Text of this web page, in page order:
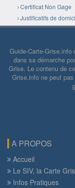
Certificat Non Gage
Justificatifs de
Guide-Carte-
dans sa démarche
Grise. Le contenu de
Grise.info ne peut
A PROPOS
Accueil
Le SIV, la Carte
Infos Pratiques